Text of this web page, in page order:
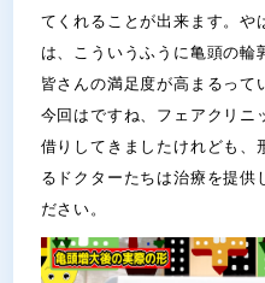
てくれることが出来ます。や
は、こういうふうに亀頭の輪
皆さんの満足度が高まるって
今回はですね、フェアクリニ
借りしてきましたけれども、
るドクターたちは治療を提供
ださい。